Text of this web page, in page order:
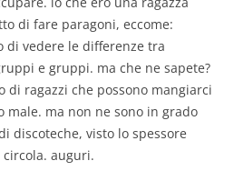
di fare paragoni, eccome:
di vedere le differenze tra
e gruppi. ma che ne sapete?
di ragazzi che possono mangiarci
male. ma non ne sono in grado
discoteche, visto lo spessore
auguri.